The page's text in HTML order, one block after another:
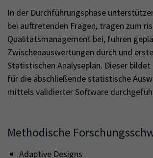
In der Durchführungsphase
bei auftretenden Fragen, tragen zum
Qualitätsmanagement bei, führen
Zwischenauswertungen durch und
Statistischen Analyseplan. Dieser
für die abschließende statistische
mittels validierter Software
Methodische
Adaptive Designs